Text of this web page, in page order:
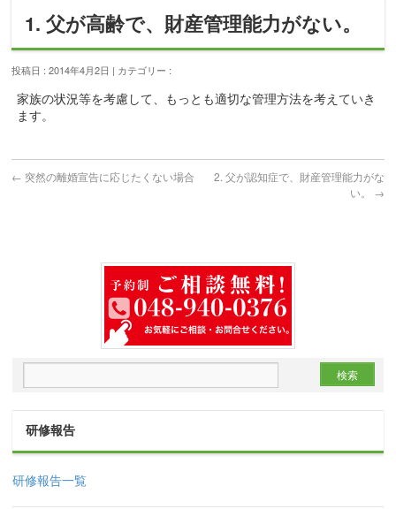
1. 父が高齢で、財産管理能力がない。
投稿日 : 2014年4月2日 | カテゴリー :
家族の状況等を考慮して、もっとも適切な管理方法を考えていき
ます。
← 突然の離婚宣告に応じたくない場合
2. 父が認知症で、財産管理能力がな
い。 →
研修報告
研修報告一覧